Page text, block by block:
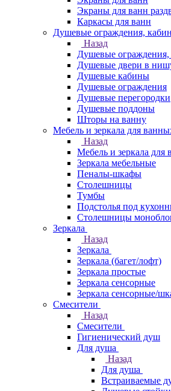
Экраны для ванн
Каркасы для ванн
Душевые ограждения,
Назад
Душевые
Душевые двери в
Душевые кабины
Душевые ограждения
Душевые перегородки
Душевые поддоны
Шторы на ванну
Мебель и зеркала для
Назад
Мебель и зеркала для
Зеркала мебельные
Пеналы-шкафы
Столешницы
Тумбы
Подстолья под
Столешницы
Зеркала
Назад
Зеркала
Зеркала (багет/лофт)
Зеркала простые
Зеркала сенсорные
Зеркала сенсорные/
Смесители
Назад
Смесители
Гигиенический душ
Для душа
Назад
Для душа
Встраиваемые